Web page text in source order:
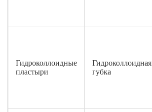
Гидроколлоидные
пластыри
Гидроколлоидная
губка